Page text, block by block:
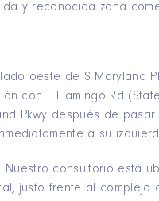
y reconocida zona
oeste de S Maryland
con E Flamingo Rd
Pkwy después de pasar
a su
Nuestro consultorio está
justo frente al complejo